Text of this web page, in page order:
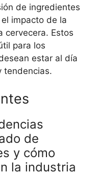
de ingredientes
impacto de la
cervecera. Estos
para los
estar al día
tendencias.
de
y cómo
la industria